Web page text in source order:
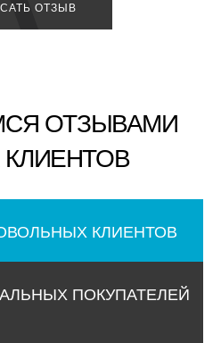
ОТЗЫВ
ОТЗЫВАМИ
КЛИЕНТОВ
ПОКУПАТЕЛЕЙ